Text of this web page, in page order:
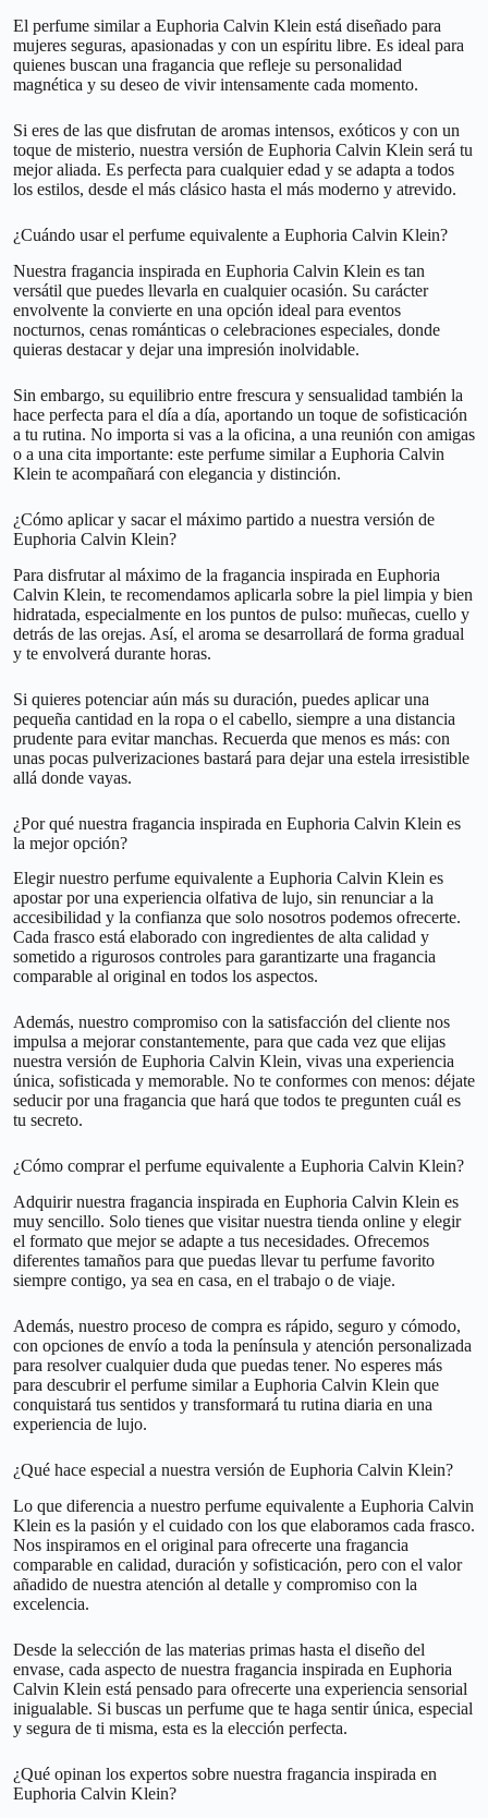
El perfume similar a Euphoria Calvin Klein está diseñado para
mujeres seguras, apasionadas y con un espíritu libre. Es ideal para
quienes buscan una fragancia que refleje su personalidad
magnética y su deseo de vivir intensamente cada momento.
Si eres de las que disfrutan de aromas intensos, exóticos y con un
toque de misterio, nuestra versión de Euphoria Calvin Klein será tu
mejor aliada. Es perfecta para cualquier edad y se adapta a todos
los estilos, desde el más clásico hasta el más moderno y atrevido.
¿Cuándo usar el perfume equivalente a Euphoria Calvin Klein?
Nuestra fragancia inspirada en Euphoria Calvin Klein es tan
versátil que puedes llevarla en cualquier ocasión. Su carácter
envolvente la convierte en una opción ideal para eventos
nocturnos, cenas románticas o celebraciones especiales, donde
quieras destacar y dejar una impresión inolvidable.
Sin embargo, su equilibrio entre frescura y sensualidad también la
hace perfecta para el día a día, aportando un toque de sofisticación
a tu rutina. No importa si vas a la oficina, a una reunión con amigas
o a una cita importante: este perfume similar a Euphoria Calvin
Klein te acompañará con elegancia y distinción.
¿Cómo aplicar y sacar el máximo partido a nuestra versión de
Euphoria Calvin Klein?
Para disfrutar al máximo de la fragancia inspirada en Euphoria
Calvin Klein, te recomendamos aplicarla sobre la piel limpia y bien
hidratada, especialmente en los puntos de pulso: muñecas, cuello y
detrás de las orejas. Así, el aroma se desarrollará de forma gradual
y te envolverá durante horas.
Si quieres potenciar aún más su duración, puedes aplicar una
pequeña cantidad en la ropa o el cabello, siempre a una distancia
prudente para evitar manchas. Recuerda que menos es más: con
unas pocas pulverizaciones bastará para dejar una estela irresistible
allá donde vayas.
¿Por qué nuestra fragancia inspirada en Euphoria Calvin Klein es
la mejor opción?
Elegir nuestro perfume equivalente a Euphoria Calvin Klein es
apostar por una experiencia olfativa de lujo, sin renunciar a la
accesibilidad y la confianza que solo nosotros podemos ofrecerte.
Cada frasco está elaborado con ingredientes de alta calidad y
sometido a rigurosos controles para garantizarte una fragancia
comparable al original en todos los aspectos.
Además, nuestro compromiso con la satisfacción del cliente nos
impulsa a mejorar constantemente, para que cada vez que elijas
nuestra versión de Euphoria Calvin Klein, vivas una experiencia
única, sofisticada y memorable. No te conformes con menos: déjate
seducir por una fragancia que hará que todos te pregunten cuál es
tu secreto.
¿Cómo comprar el perfume equivalente a Euphoria Calvin Klein?
Adquirir nuestra fragancia inspirada en Euphoria Calvin Klein es
muy sencillo. Solo tienes que visitar nuestra tienda online y elegir
el formato que mejor se adapte a tus necesidades. Ofrecemos
diferentes tamaños para que puedas llevar tu perfume favorito
siempre contigo, ya sea en casa, en el trabajo o de viaje.
Además, nuestro proceso de compra es rápido, seguro y cómodo,
con opciones de envío a toda la península y atención personalizada
para resolver cualquier duda que puedas tener. No esperes más
para descubrir el perfume similar a Euphoria Calvin Klein que
conquistará tus sentidos y transformará tu rutina diaria en una
experiencia de lujo.
¿Qué hace especial a nuestra versión de Euphoria Calvin Klein?
Lo que diferencia a nuestro perfume equivalente a Euphoria Calvin
Klein es la pasión y el cuidado con los que elaboramos cada frasco.
Nos inspiramos en el original para ofrecerte una fragancia
comparable en calidad, duración y sofisticación, pero con el valor
añadido de nuestra atención al detalle y compromiso con la
excelencia.
Desde la selección de las materias primas hasta el diseño del
envase, cada aspecto de nuestra fragancia inspirada en Euphoria
Calvin Klein está pensado para ofrecerte una experiencia sensorial
inigualable. Si buscas un perfume que te haga sentir única, especial
y segura de ti misma, esta es la elección perfecta.
¿Qué opinan los expertos sobre nuestra fragancia inspirada en
Euphoria Calvin Klein?